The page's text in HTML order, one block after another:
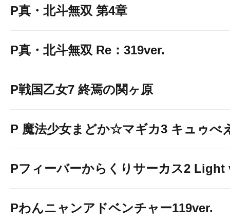
P真・北斗無双 第4章
P真・北斗無双 Re：319ver.
P戦国乙女7 終焉の関ヶ原
P 魔法少女まどか☆マギカ3 キュゥべ
Pフィーバーからくりサーカス2 Light
Pわんニャンアドベンチャー119ver.